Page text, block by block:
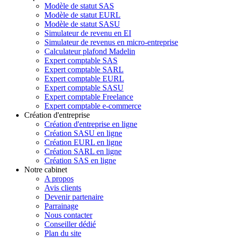
Modèle de statut SAS
Modèle de statut EURL
Modèle de statut SASU
Simulateur de revenu en EI
Simulateur de revenus en micro-entreprise
Calculateur plafond Madelin
Expert comptable SAS
Expert comptable SARL
Expert comptable EURL
Expert comptable SASU
Expert comptable Freelance
Expert comptable e-commerce
Création d'entreprise
Création d'entreprise en ligne
Création SASU en ligne
Création EURL en ligne
Création SARL en ligne
Création SAS en ligne
Notre cabinet
A propos
Avis clients
Devenir partenaire
Parrainage
Nous contacter
Conseiller dédié
Plan du site